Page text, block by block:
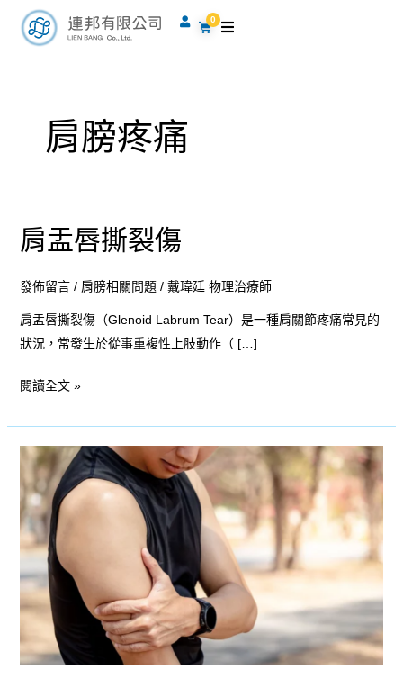
0
購
肩膀疼痛
肩盂唇撕裂傷
發佈留言 / 肩膀相關問題/ 戴瑋廷 物理治療師
肩盂唇撕裂傷（Glenoid Labrum Tear）是一種肩關節疼痛常見的
狀況，常發生於從事重複性上肢動作（ […]
肩
唇
裂
傷
閱讀全文 »
肱
二
頭
肌
肌
腱
炎